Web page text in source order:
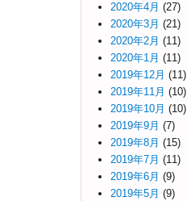
2020年4月 (27)
2020年3月 (21)
2020年2月 (11)
2020年1月 (11)
2019年12月 (11)
2019年11月 (10)
2019年10月 (10)
2019年9月 (7)
2019年8月 (15)
2019年7月 (11)
2019年6月 (9)
2019年5月 (9)